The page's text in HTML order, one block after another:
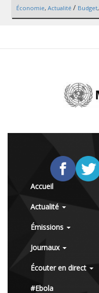
Économie, Actualité / Budget,
Accueil
Actualité
Émissions
Journaux
Écouter en direct
#Ebola